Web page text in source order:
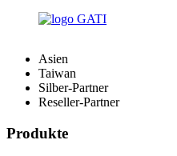
Asien
Taiwan
Silber-Partner
Reseller-Partner
Produkte